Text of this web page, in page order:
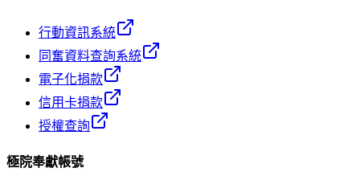
行動資訊系統
同奮資料查詢系統
電子化捐款
信用卡捐款
授權查詢
極院奉獻帳號